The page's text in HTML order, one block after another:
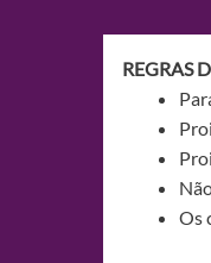
REGRAS
Os